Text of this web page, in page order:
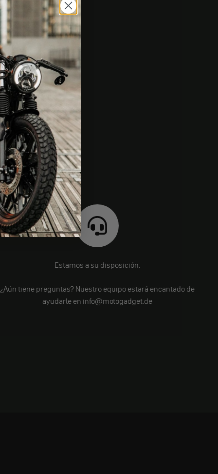
Estamos a su disposición.
¿Aún tiene preguntas? Nuestro equipo estará encantado de
ayudarle en info@motogadget.de